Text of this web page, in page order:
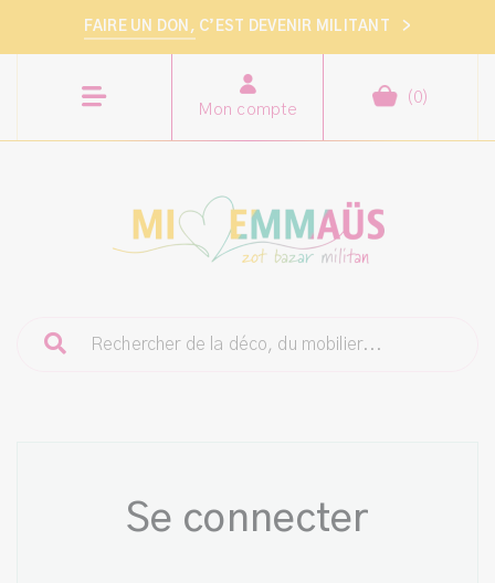
FAIRE UN DON, C’EST DEVENIR MILITANT >
Mon compte
( 0)
Se connecter